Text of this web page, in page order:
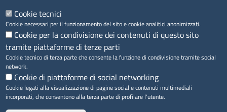
Note legali
Accesso riservato
Cookie tecnici
Cookie necessari per il funzionamento del sito e cookie analitici anonimizzati.
Cookie per la condivisione dei contenuti di questo sito
tramite piattaforme di terze parti
Cookie tecnico di terza parte che consente la funzione di condivisione tramite social
network.
Cookie di piattaforme di social networking
Cookie legati alla visualizzazione di pagine social e contenuti multimediali
incorporati, che consentono alla terza parte di profilare l'utente.